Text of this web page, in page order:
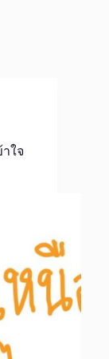
ใจ